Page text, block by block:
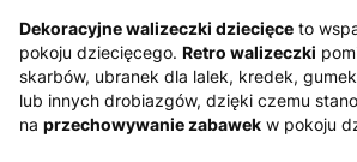
Dekoracyjne walizeczki dziecięce to
pokoju dziecięcego. Retro walizeczki
skarbów, ubranek dla lalek, kredek,
lub innych drobiazgów, dzięki czemu
na przechowywanie zabawek w pokoju